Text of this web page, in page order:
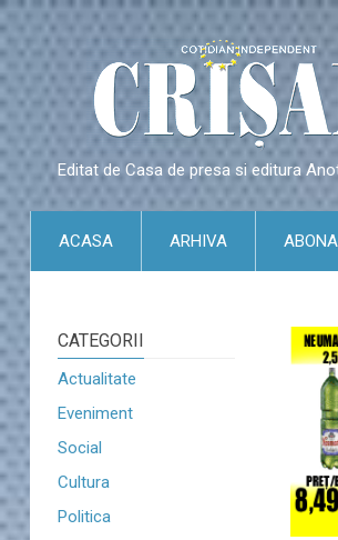
Editat de Casa de presa si editura
ACASA ARHIVA
CATEGORII
Actualitate
Eveniment
Social
Cultura
Politica